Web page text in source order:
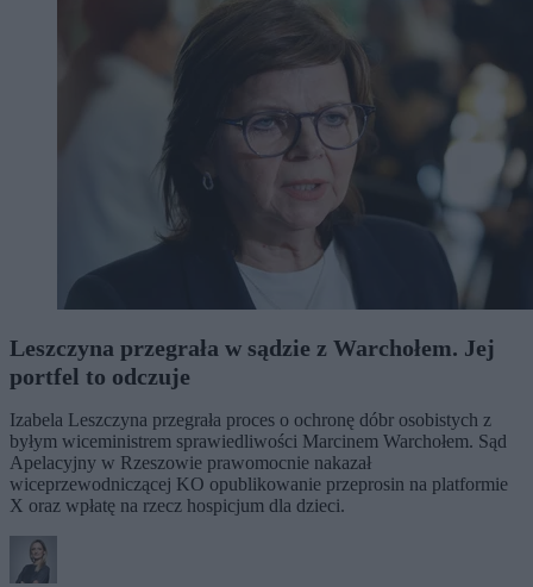
Leszczyna przegrała w sądzie z Warchołem. Jej
portfel to odczuje
Izabela Leszczyna przegrała proces o ochronę dóbr osobistych z
byłym wiceministrem sprawiedliwości Marcinem Warchołem. Sąd
Apelacyjny w Rzeszowie prawomocnie nakazał
wiceprzewodniczącej KO opublikowanie przeprosin na platformie
X oraz wpłatę na rzecz hospicjum dla dzieci.